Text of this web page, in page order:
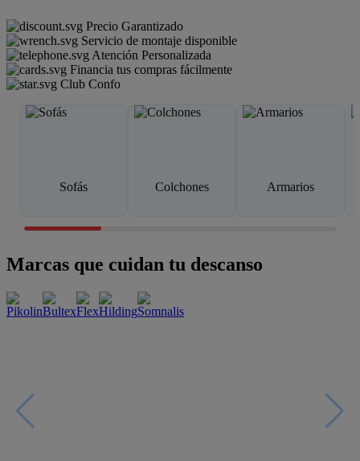
Precio Garantizado
Servicio de montaje disponible
Atención Personalizada
Financia tus compras fácilmente
Club Confo
Sofás Colchones Armarios
Marcas que cuidan tu descanso